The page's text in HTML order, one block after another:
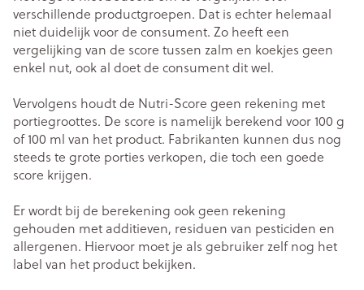
verschillende productgroepen. Dat is echter helemaal
niet duidelijk voor de consument. Zo heeft een
vergelijking van de score tussen zalm en koekjes geen
enkel nut, ook al doet de consument dit wel.
Vervolgens houdt de Nutri-Score geen rekening met
portiegroottes. De score is namelijk berekend voor 100 g
of 100 ml van het product. Fabrikanten kunnen dus nog
steeds te grote porties verkopen, die toch een goede
score krijgen.
Er wordt bij de berekening ook geen rekening
gehouden met additieven, residuen van pesticiden en
allergenen. Hiervoor moet je als gebruiker zelf nog het
label van het product bekijken.